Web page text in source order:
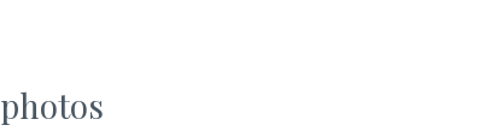
photos